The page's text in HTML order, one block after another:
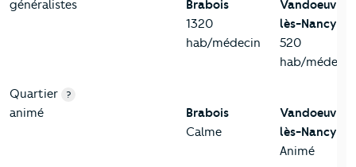
généralistes
Brabois
1320
hab/médecin
Vandoeuvre-
lès-Nancy
520
hab/médecin
Quartier
animé
?
Brabois
Calme
Vandoeuvre-
lès-Nancy
Animé